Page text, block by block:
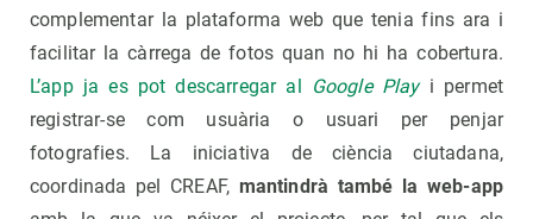
complementar la plataforma web que tenia fins ara i
facilitar la càrrega de fotos quan no hi ha cobertura.
L’app ja es pot descarregar al Google Play i permet
registrar-se com usuària o usuari per penjar
fotografies. La iniciativa de ciència ciutadana,
coordinada pel CREAF, mantindrà també la web-app